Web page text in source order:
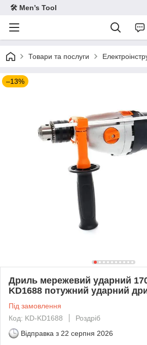
🛠 Men’s Tool
Товари та послуги
–13%
Дриль мережевий ударний
KD1688 потужний ударний
Під замовлення
Код: KD-KD1688
Роздріб
Відправка з 22 серпня 2026